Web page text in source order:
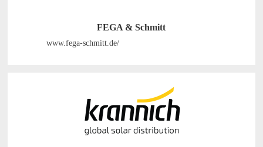
FEGA & Schmitt
www.fega-schmitt.de/